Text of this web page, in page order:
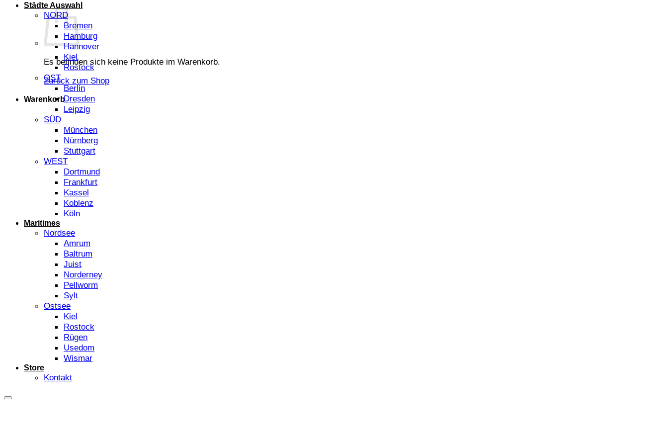
Es befinden sich keine Produkte im Warenkorb.
Zurück zum Shop
Warenkorb
Städte Auswahl
NORD
Bremen
Hamburg
Hannover
Kiel
Rostock
OST
Berlin
Dresden
Leipzig
SÜD
München
Nürnberg
Stuttgart
WEST
Dortmund
Frankfurt
Kassel
Koblenz
Köln
Maritimes
Nordsee
Amrum
Baltrum
Juist
Norderney
Pellworm
Sylt
Ostsee
Kiel
Rostock
Rügen
Usedom
Wismar
Store
Kontakt